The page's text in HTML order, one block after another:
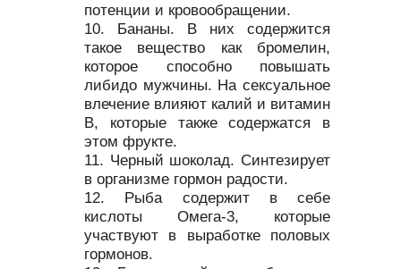
потенции и кровообращении.
Бананы. В них содержится
такое вещество как бромелин,
которое способно повышать
либидо мужчины. На сексуальное
влечение влияют калий и витамин
В, которые также содержатся в
этом фрукте.
Черный шоколад. Синтезирует
в организме гормон радости.
Рыба содержит в себе
кислоты Омега-3, которые
участвуют в выработке половых
гормонов.